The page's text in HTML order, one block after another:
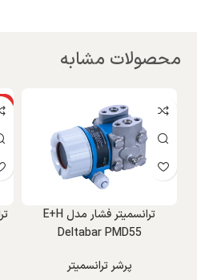
محصولات مشابه
ترانسمیتر فشار مدل E+H
Deltabar PMD55
پرشر ترانسمیتر